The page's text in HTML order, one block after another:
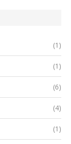
(1)
(1)
(6)
(4)
(1)